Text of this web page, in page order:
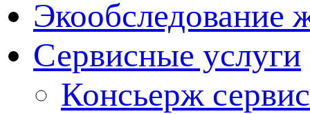
Экообследование
Сервисные услуги
Консьерж сервис